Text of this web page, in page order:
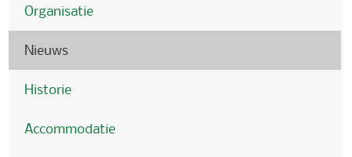
Organisatie
Nieuws
Historie
Accommodatie